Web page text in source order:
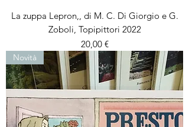
La zuppa Lepron,, di M. C. Di Giorgio e G.
Zoboli, Topipittori 2022
Prezzo
20,00 €
Novità